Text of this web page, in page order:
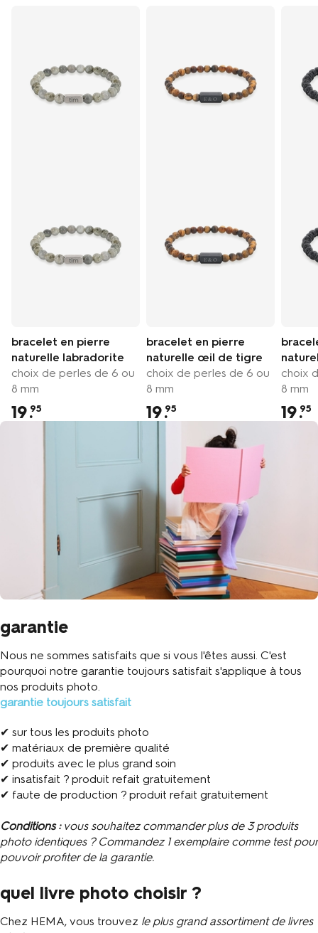
bracelet en pierre
naturelle labradorite
choix de perles de 6 ou
8 mm
19.95
bracelet en pierre
naturelle œil de tigre
choix de perles de 6 ou
8 mm
19.95
choix
8 mm
19.95
garantie
Nous ne sommes satisfaits que si vous l'êtes aussi. C'est
pourquoi notre garantie toujours satisfait s'applique à tous
nos produits photo.
garantie toujours satisfait
✔ sur tous les produits photo
✔ matériaux de première qualité
✔ produits avec le plus grand soin
✔ insatisfait ? produit refait gratuitement
✔ faute de production ? produit refait gratuitement
Conditions : vous souhaitez commander plus de 3 produits
photo identiques ? Commandez 1 exemplaire comme test pour
pouvoir profiter de la garantie.
quel livre photo choisir ?
Chez HEMA, vous trouvez le plus grand assortiment de livres